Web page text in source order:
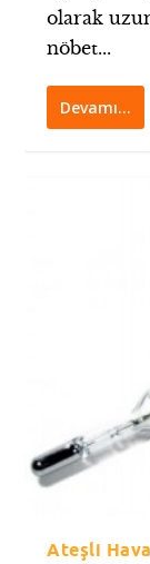
olarak
nöbet...
Devamı…
Ateşli